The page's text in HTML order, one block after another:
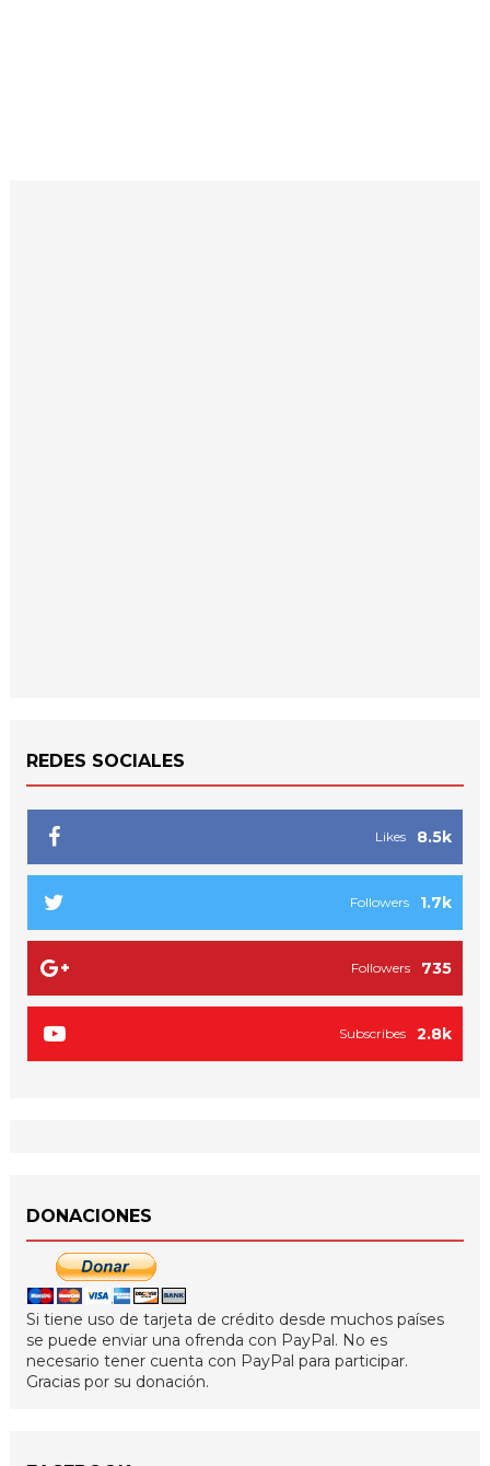
REDES SOCIALES
8.5k
Likes
1.7k
Followers
735
Followers
2.8k
Subscribes
DONACIONES
Si tiene uso de tarjeta de crédito desde muchos países
se puede enviar una ofrenda con PayPal. No es
necesario tener cuenta con PayPal para participar.
Gracias por su donación.